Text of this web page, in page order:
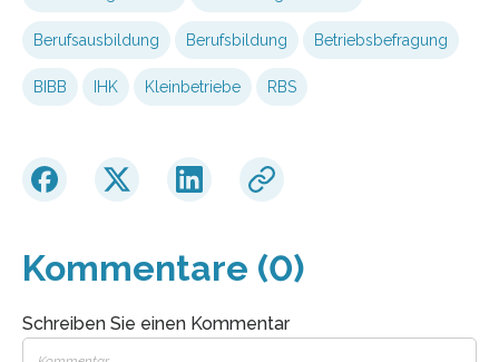
Berufsausbildung Berufsbildung Betriebsbefragung
BIBB IHK Kleinbetriebe RBS
Kommentare (0)
Schreiben Sie einen Kommentar